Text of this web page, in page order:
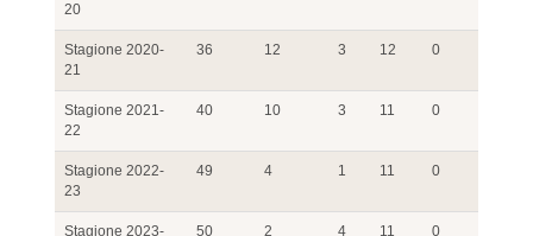
20
Stagione 2020-
21
36 12 3 12 0
Stagione 2021-
22
40 10 3 11 0
Stagione 2022-
23
49 4 1 11 0
Stagione 2023-
50 2 4 11 0